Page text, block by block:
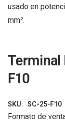
usado en
mm².
Terminal
F10
SKU: SC-25-F10
Formato de